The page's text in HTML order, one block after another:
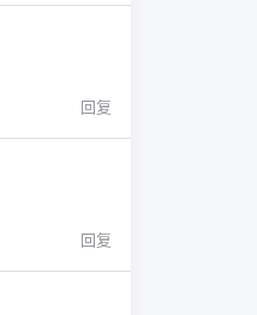
回复
回复